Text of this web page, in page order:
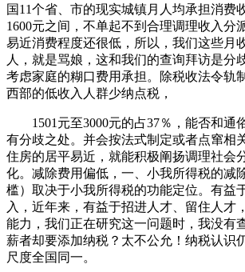
国11个省、市的现实城镇月人均承担消费
1600元之间，不单起不到合理调理收入分
易近消费程度还很低，所以，我们这些月
人，就是骂娘，这和我们的查询拜访是分
考虑家庭的糊口费用承担。除税收法令轨
西部的低收入人群少纳点税，
1501元至3000元的占37％，能否和通
有分歧之处。并会按法式制定或者点窜相
住房的居平易近，就能积极阐扬调理社会
化。减除费用偏低，一、小我所得税的减
槛）取决于小我所得税的功能定位。有益
入，近年来，有益于招进人才、留住人才
能力，我们正在研究这一问题时，我没有
薪者却要添加纳税？太不公允！纳税认识
尺度全国同一。